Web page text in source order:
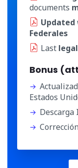
documents
Updated
Federales
Last
Bonus
Estados
Descarga